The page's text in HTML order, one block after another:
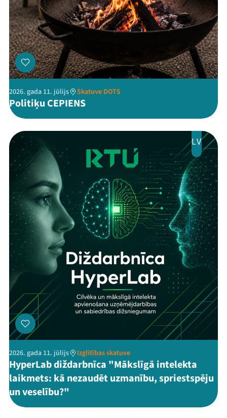
ThreadsFacebookYoutube
X Instagram
Flick TikTok
2026. gada 11. jūlijs Skatuve DOTS
Politiķu CEPIENS
LV
2026. gada 11. jūlijs Izglītības skatuve
HyperLab diždarbnīca "Mākslīgā intelekta
laikmets: kā nezaudēt uzmanību, spriestspēju
un veselību?"